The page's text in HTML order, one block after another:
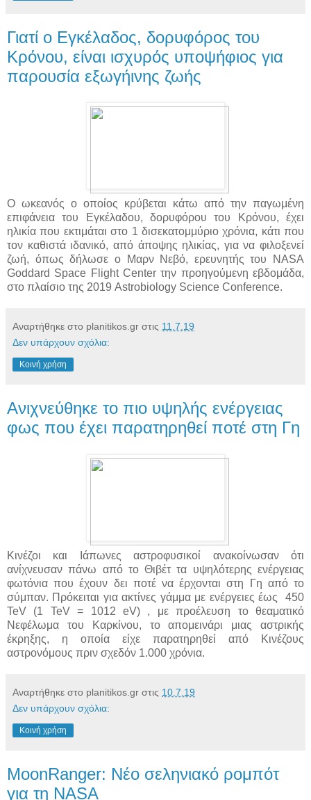
Γιατί ο Εγκέλαδος, δορυφόρος του
Κρόνου, είναι ισχυρός υποψήφιος για
παρουσία εξωγήινης ζωής
Ο ωκεανός ο οποίος κρύβεται κάτω από την παγωμένη
επιφάνεια του Εγκέλαδου, δορυφόρου του Κρόνου, έχει
ηλικία που εκτιμάται στο 1 δισεκατομμύριο χρόνια, κάτι που
τον καθιστά ιδανικό, από άποψης ηλικίας, για να φιλοξενεί
ζωή, όπως δήλωσε ο Μαρν Νεβό, ερευνητής του NASA
Goddard Space Flight Center την προηγούμενη εβδομάδα,
στο πλαίσιο της 2019 Astrobiology Science Conference.
Αναρτήθηκε στο planitikos.gr στις 11.7.19
Δεν υπάρχουν σχόλια:
Κοινή χρήση
Ανιχνεύθηκε το πιο υψηλής ενέργειας
φως που έχει παρατηρηθεί ποτέ στη Γη
Κινέζοι και Ιάπωνες αστροφυσικοί ανακοίνωσαν ότι
ανίχνευσαν πάνω από το Θιβέτ τα υψηλότερης ενέργειας
φωτόνια που έχουν δει ποτέ να έρχονται στη Γη από το
σύμπαν. Πρόκειται για ακτίνες γάμμα με ενέργειες έως 450
TeV (1 TeV = 1012 eV) , με προέλευση το θεαματικό
Νεφέλωμα του Καρκίνου, το απομεινάρι μιας αστρικής
έκρηξης, η οποία είχε παρατηρηθεί από Κινέζους
αστρονόμους πριν σχεδόν 1.000 χρόνια.
Αναρτήθηκε στο planitikos.gr στις 10.7.19
Δεν υπάρχουν σχόλια:
Κοινή χρήση
MoonRanger: Νέο σεληνιακό ρομπότ
για τη NASA